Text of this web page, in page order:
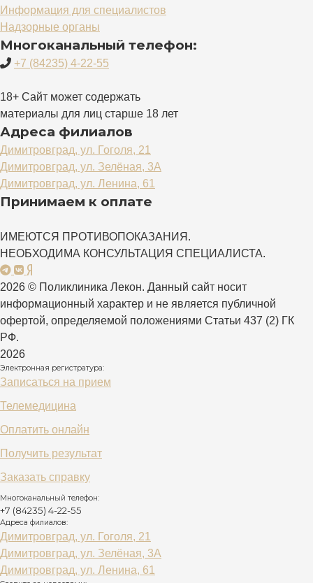
Информация для специалистов
Надзорные органы
Многоканальный телефон:
+7 (84235) 4-22-55
18+ Сайт может содержать
материалы для лиц старше 18 лет
Адреса филиалов
Димитровград, ул. Гоголя, 21
Димитровград, ул. Зелёная, 3А
Димитровград, ул. Ленина, 61
Принимаем к оплате
ИМЕЮТСЯ ПРОТИВОПОКАЗАНИЯ.
НЕОБХОДИМА КОНСУЛЬТАЦИЯ СПЕЦИАЛИСТА.
2026 © Поликлиника Лекон. Данный сайт носит
информационный характер и не является публичной
офертой, определяемой положениями Статьи 437 (2) ГК
РФ.
2026
Электронная регистратура:
Записаться на прием
Телемедицина
Оплатить онлайн
Получить результат
Заказать справку
Многоканальный телефон:
+7 (84235) 4-22-55
Адреса филиалов:
Димитровград, ул. Гоголя, 21
Димитровград, ул. Зелёная, 3А
Димитровград, ул. Ленина, 61